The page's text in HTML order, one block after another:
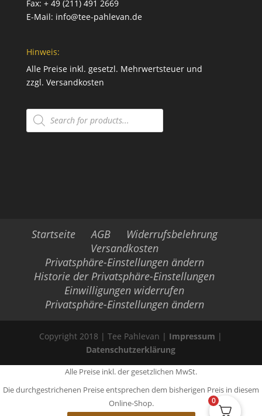
Fax: + 49 (211) 491 2669
E-Mail: info@tee-pahlevan.de
Hinweis:
Alle Preise inkl. gesetzl. Mehrwertsteuer und
zzgl. Versandkosten
Products
search
Startseite AGB
Widerrufsbelehrung
Versandkosten
Privatsphäre-Einstellungen ändern
Historie der Privatsphäre-Einstellungen
Einwilligungen widerrufen
Privatsphäre-Einstellungen ändern
Copyright 2018 | Tee Pahlevan | Impressum |
Datenschutzerklärung
Alle Preise inkl. der gesetzlichen MwSt.
Die durchgestrichenen Preise entsprechen dem bisherigen Preis in diesem
Online-Shop.
0